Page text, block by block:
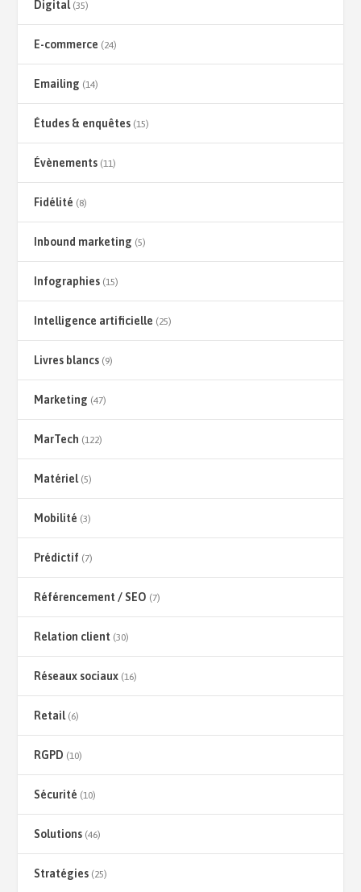
Digital (35)
E-commerce (24)
Emailing (14)
Études & enquêtes (15)
Évènements (11)
Fidélité (8)
Inbound marketing (5)
Infographies (15)
Intelligence artificielle (25)
Livres blancs (9)
Marketing (47)
MarTech (122)
Matériel (5)
Mobilité (3)
Prédictif (7)
Référencement / SEO (7)
Relation client (30)
Réseaux sociaux (16)
Retail (6)
RGPD (10)
Sécurité (10)
Solutions (46)
Stratégies (25)